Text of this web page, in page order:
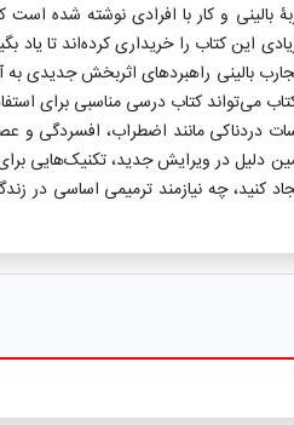
و کار با افرادی نوشته شده
این کتاب را خریداری کرده‌اند تا
بالینی راهبردهای اثربخش جدیدی
می‌تواند کتاب درسی مناسبی برای
دردناکی مانند اضطراب،
دلیل در ویرایش جدید، تکنیک‌هایی
چه نیازمند‌ ترمیمی اساسی در